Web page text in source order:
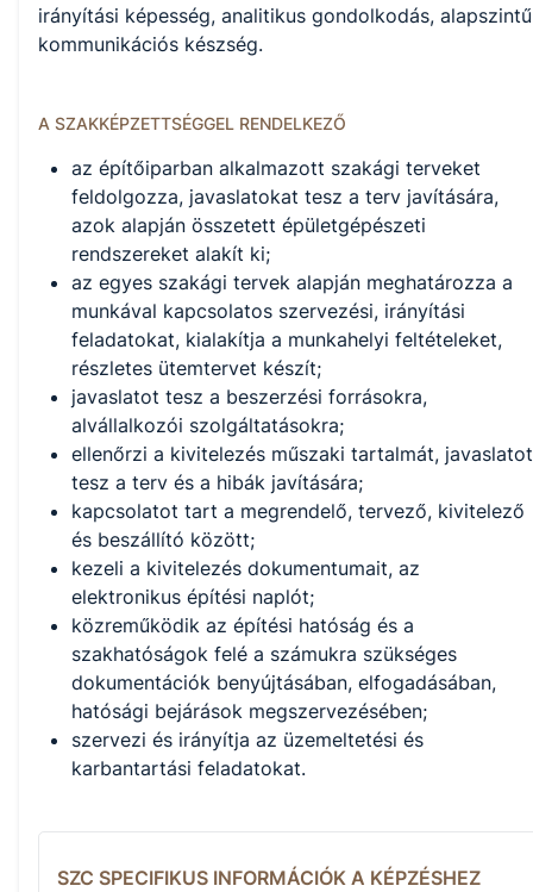
irányítási képesség, analitikus gondolkodás, alapszintű
kommunikációs készség.
A SZAKKÉPZETTSÉGGEL RENDELKEZŐ
az építőiparban alkalmazott szakági terveket
feldolgozza, javaslatokat tesz a terv javítására,
azok alapján összetett épületgépészeti
rendszereket alakít ki;
az egyes szakági tervek alapján meghatározza a
munkával kapcsolatos szervezési, irányítási
feladatokat, kialakítja a munkahelyi feltételeket,
részletes ütemtervet készít;
javaslatot tesz a beszerzési forrásokra,
alvállalkozói szolgáltatásokra;
ellenőrzi a kivitelezés műszaki tartalmát, javaslatot
tesz a terv és a hibák javítására;
kapcsolatot tart a megrendelő, tervező, kivitelező
és beszállító között;
kezeli a kivitelezés dokumentumait, az
elektronikus építési naplót;
közreműködik az építési hatóság és a
szakhatóságok felé a számukra szükséges
dokumentációk benyújtásában, elfogadásában,
hatósági bejárások megszervezésében;
szervezi és irányítja az üzemeltetési és
karbantartási feladatokat.
SZC SPECIFIKUS INFORMÁCIÓK A KÉPZÉSHEZ